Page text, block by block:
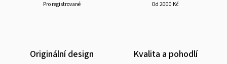
Pro registrované Od 2000 Kč
Originální design Kvalita a pohodlí